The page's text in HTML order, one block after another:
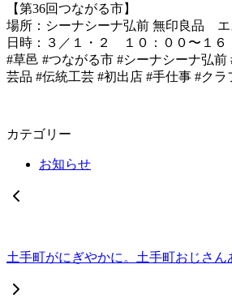
【第36回つながる市】
場所：シーナシーナ弘前 無印良品
日時：３／１・２ １０：００〜１６
#草邑 #つながる市 #シーナシーナ弘前
芸品 #伝統工芸 #初出店 #手仕事 #クラ
カテゴリー
お知らせ
土手町がにぎやかに。土手町おじさん